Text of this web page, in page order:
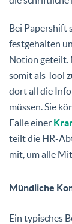
Bei Papershift
festgehalten
Notion geteilt.
somit als Tool
dort all die
müssen. Sie
Falle einer
teilt die HR-
mit, um alle
Mündliche
Ein typisches